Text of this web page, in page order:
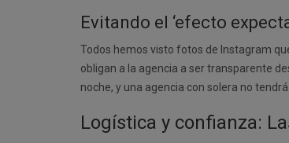
Evitando el ‘efecto
Todos hemos visto fotos de Instagram
obligan a la agencia a ser transparente
noche, y una agencia con solera no
Logística y confianza: